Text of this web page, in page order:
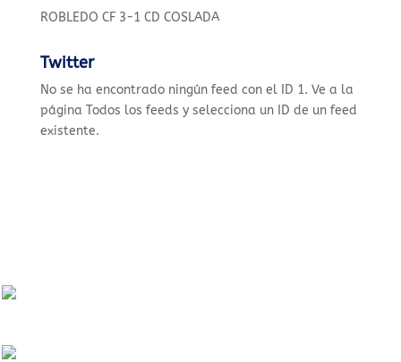
ROBLEDO CF 3-1 CD COSLADA
Twitter
No se ha encontrado ningún feed con el ID 1. Ve a la
página Todos los feeds y selecciona un ID de un feed
existente.